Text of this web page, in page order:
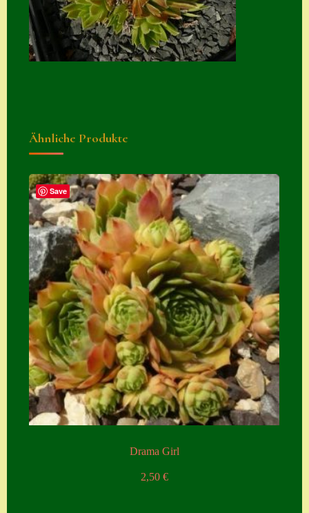
Semps von A – Z
Shop
Versand von
Semps
Warenkorb
Warenkorb
Widerrufsbelehru
ng
Zahlung
Zahlungs- &
Versandinfos
Zubehör
Zubehör
Ähnliche Produkte
Save
Drama Girl
2,50 €